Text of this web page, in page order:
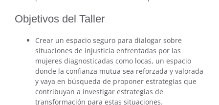
Objetivos del Taller
Crear un espacio seguro para dialogar sobre
situaciones de injusticia enfrentadas por las
mujeres diagnosticadas como locas, un espacio
donde la confianza mutua sea reforzada y valorada
y vaya en búsqueda de proponer estrategias que
contribuyan a investigar estrategias de
transformación para estas situaciones.